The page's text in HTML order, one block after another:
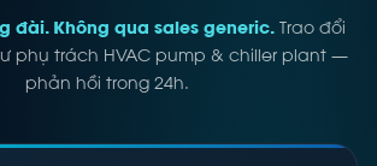
đài. Không qua sales generic.Trao đổi
phụ trách HVAC pump & chiller plant —
phản hồi trong 24h.